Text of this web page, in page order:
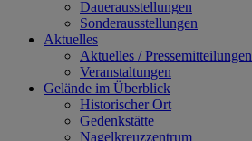
Dauerausstellungen
Sonderausstellungen
Aktuelles
Aktuelles / Pressemitteilungen
Veranstaltungen
Gelände im Überblick
Historischer Ort
Gedenkstätte
Nagelkreuzzentrum